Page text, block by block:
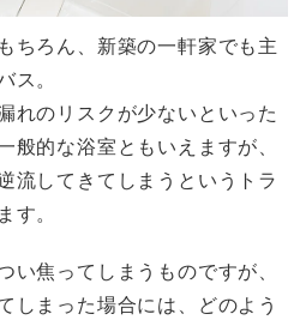
ちろん、新築の一軒家でも主
ス。
れのリスクが少ないといった
般的な浴室ともいえますが、
流してきてしまうというトラ
す。
い焦ってしまうものですが、
しまった場合には、どのよう